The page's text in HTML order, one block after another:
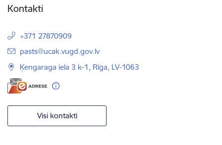
Kontakti
+371 27870909
E-pasts:
pasts@ucak.vugd.gov.lv
Ķengaraga iela 3 k-1, Rīga, LV-1063
Visi kontakti